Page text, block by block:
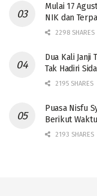
Mulai 17
NIK dan
2298 SHARES
Dua Kali Janji
Tak Hadiri
2195 SHARES
Puasa Nisfu
Berikut
2193 SHARES